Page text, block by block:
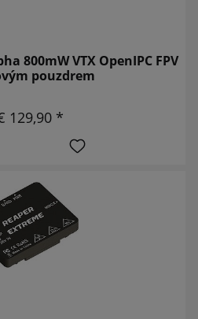
800mW VTX OpenIPC FPV
pouzdrem
129,90 *